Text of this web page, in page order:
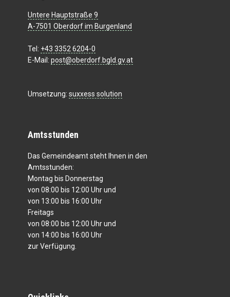
Untere Hauptstraße 9
A-7501 Oberdorf im Burgenland
Tel: +43 3352 6204-0
E-Mail: post@oberdorf.bgld.gv.at
Umsetzung: suxxess solution
Amtsstunden
Das Gemeindeamt steht Ihnen in den
Amtsstunden:
Montag bis Donnerstag
von 08:00 bis 12:00 Uhr und
von 13:00 bis 16:00 Uhr
Freitags
von 08:00 bis 12:00 Uhr und
von 14:00 bis 16:00 Uhr
zur Verfügung.